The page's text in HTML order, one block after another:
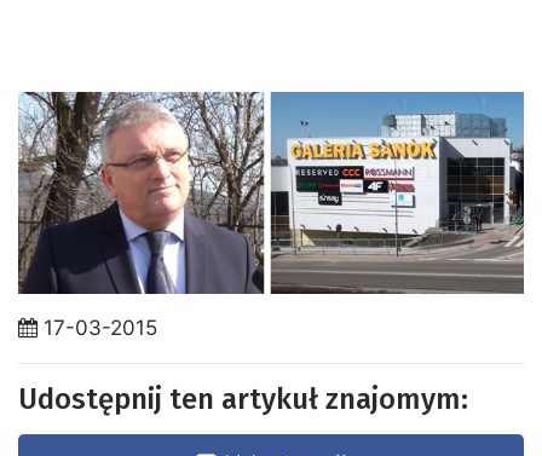
17-03-2015
Udostępnij ten artykuł znajomym: